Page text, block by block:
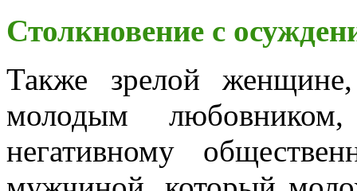
Столкновение с
Также зрелой
молодым
негативному